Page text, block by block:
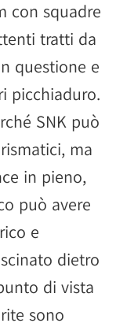
con squadre
tratti da
questione e
picchiaduro.
SNK può
ma
in pieno,
può avere
e
dietro
di vista
sono